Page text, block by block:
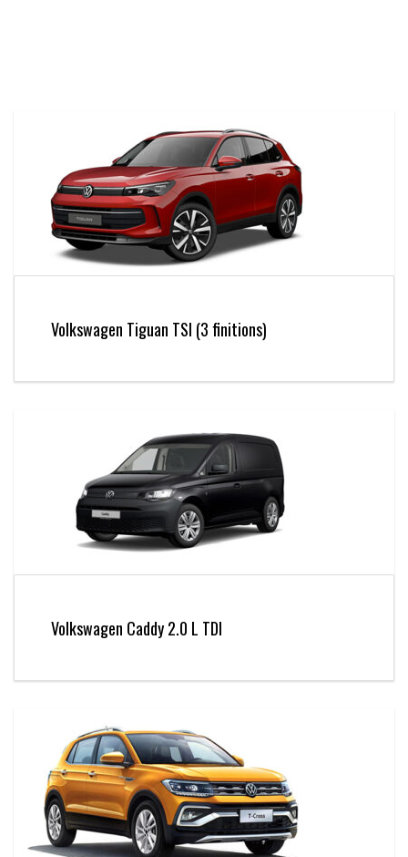
Volkswagen Tiguan TSI (3 finitions)
Volkswagen Caddy 2.0 L TDI